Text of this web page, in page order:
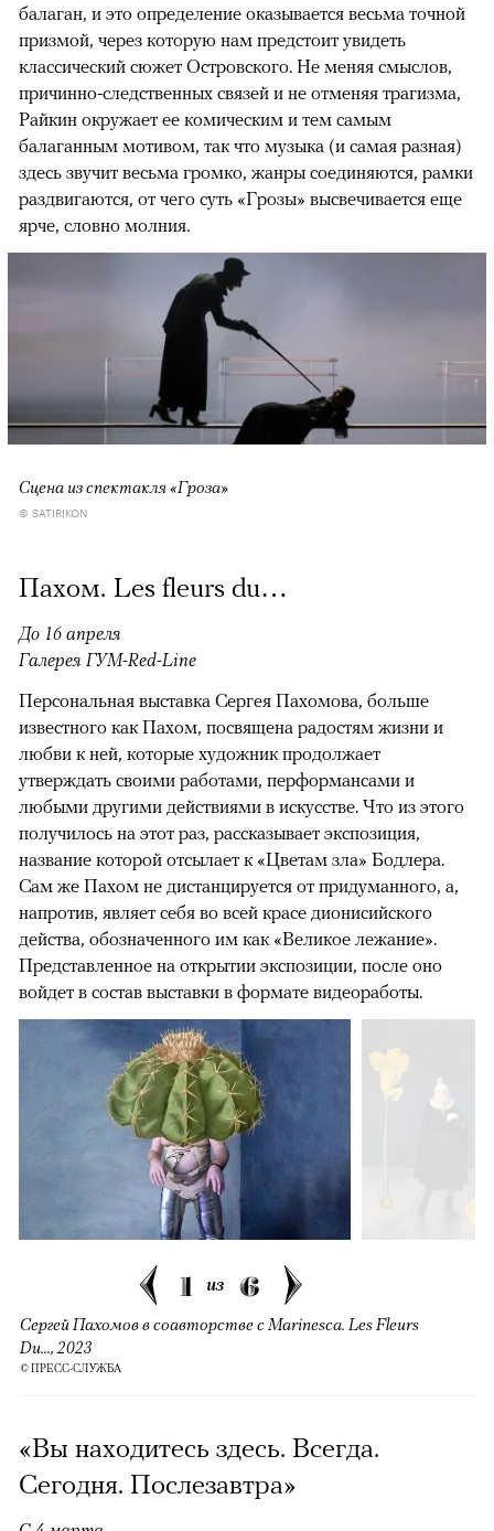
балаган, и это определение оказывается весьма точной
призмой, через которую нам предстоит увидеть
классический сюжет Островского. Не меняя смыслов,
причинно-следственных связей и не отменяя трагизма,
Райкин окружает ее комическим и тем самым
балаганным мотивом, так что музыка (и самая разная)
здесь звучит весьма громко, жанры соединяются, рамки
раздвигаются, от чего суть «Грозы» высвечивается еще
ярче, словно молния.
Сцена из спектакля «Гроза»
© SATIRIKON
Пахом. Les fleurs du…
До 16 апреля
Галерея ГУМ-Red-Line
Персональная выставка Сергея Пахомова, больше
известного как Пахом, посвящена радостям жизни и
любви к ней, которые художник продолжает
утверждать своими работами, перформансами и
любыми другими действиями в искусстве. Что из этого
получилось на этот раз, рассказывает экспозиция,
название которой отсылает к «Цветам зла» Бодлера.
Сам же Пахом не дистанцируется от придуманного, а,
напротив, являет себя во всей красе дионисийского
действа, обозначенного им как «Великое лежание».
Представленное на открытии экспозиции, после оно
войдет в состав выставки в формате видеоработы.
1 из 6
Сергей Пахомов в соавторстве с Marinesca. Les Fleurs
Du..., 2023
© ПРЕСС-СЛУЖБА
«Вы находитесь здесь. Всегда.
Сегодня. Послезавтра»